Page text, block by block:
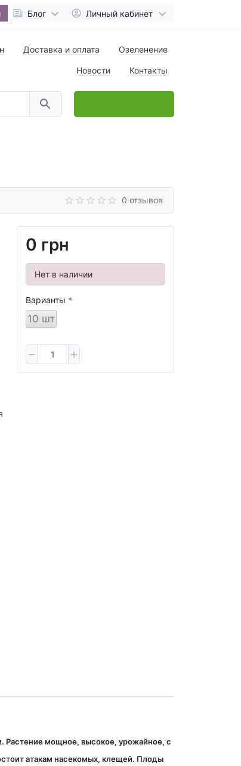
Блог Личный кабинет
Доставка и оплата Озеленение
Новости Контакты
0 отзывов
0 грн
Нет в наличии
Варианты
10 шт
Растение мощное, высокое, урожайное, с
атакам насекомых, клещей. Плоды